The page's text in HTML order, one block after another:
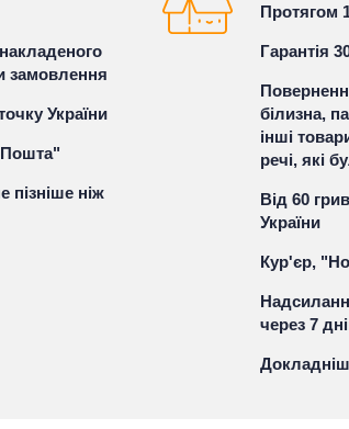
замовлення
України
пізніше ніж
Протягом
Гарантія
білизна,
інші
речі, які
Від 60
України
Кур'єр,
через 7